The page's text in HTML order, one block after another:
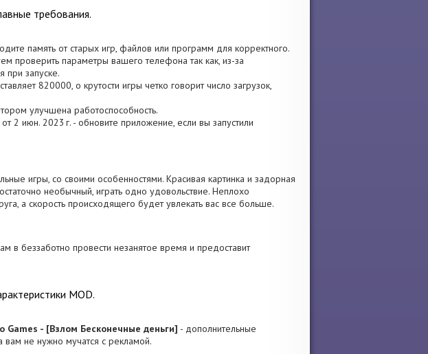
требования.
память от старых игр, файлов или программ для корректного.
проверить параметры вашего телефона так как, из-за
при запуске.
820000, о крутости игры четко говорит число загрузок,
улучшена работоспособность.
2 июн. 2023 г. - обновите приложение, если вы запустили
игры, со своими особенностями. Красивая картинка и задорная
необычный, играть одно удовольствие. Неплохо
а скорость происходящего будет увлекать вас все больше.
в беззаботно провести незанятое время и предоставит
MOD.
Games - [Взлом Бесконечные деньги] - дополнительные
вам не нужно мучатся с рекламой.